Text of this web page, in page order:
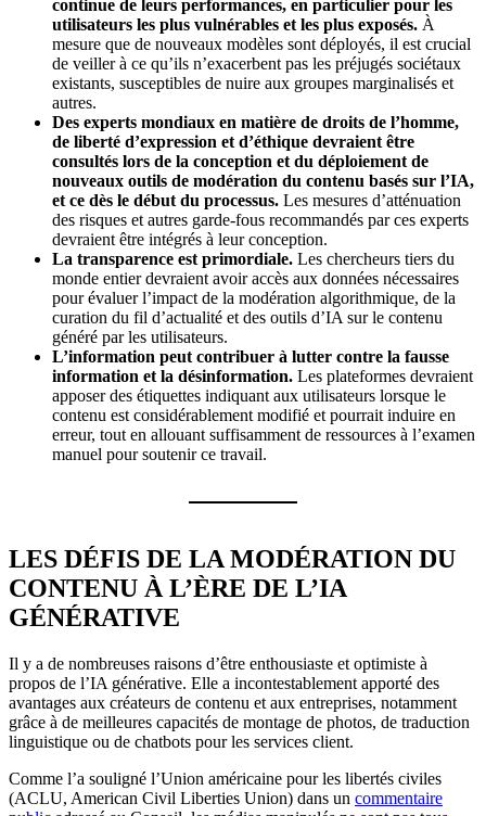
continue de leurs performances, en particulier pour les
utilisateurs les plus vulnérables et les plus exposés. À
mesure que de nouveaux modèles sont déployés, il est crucial
de veiller à ce qu’ils n’exacerbent pas les préjugés sociétaux
existants, susceptibles de nuire aux groupes marginalisés et
autres.
Des experts mondiaux en matière de droits de l’homme,
de liberté d’expression et d’éthique devraient être
consultés lors de la conception et du déploiement de
nouveaux outils de modération du contenu basés sur l’IA,
et ce dès le début du processus. Les mesures d’atténuation
des risques et autres garde-fous recommandés par ces experts
devraient être intégrés à leur conception.
La transparence est primordiale. Les chercheurs tiers du
monde entier devraient avoir accès aux données nécessaires
pour évaluer l’impact de la modération algorithmique, de la
curation du fil d’actualité et des outils d’IA sur le contenu
généré par les utilisateurs.
L’information peut contribuer à lutter contre la fausse
information et la désinformation. Les plateformes devraient
apposer des étiquettes indiquant aux utilisateurs lorsque le
contenu est considérablement modifié et pourrait induire en
erreur, tout en allouant suffisamment de ressources à l’examen
manuel pour soutenir ce travail.
LES DÉFIS DE LA MODÉRATION DU
CONTENU À L’ÈRE DE L’IA
GÉNÉRATIVE
Il y a de nombreuses raisons d’être enthousiaste et optimiste à
propos de l’IA générative. Elle a incontestablement apporté des
avantages aux créateurs de contenu et aux entreprises, notamment
grâce à de meilleures capacités de montage de photos, de traduction
linguistique ou de chatbots pour les services client.
Comme l’a souligné l’Union américaine pour les libertés civiles
(ACLU, American Civil Liberties Union) dans un commentaire